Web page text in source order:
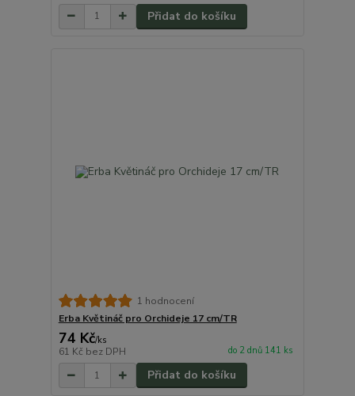
Přidat do košíku
1 hodnocení
Erba Květináč pro Orchideje 17 cm/TR
74 Kč/ks
61 Kč bez DPH do 2 dnů 141 ks
Přidat do košíku